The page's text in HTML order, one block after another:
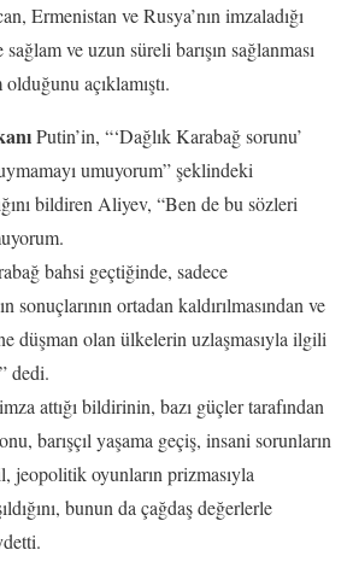
Ermenistan ve Rusya’nın imzaladığı
ve uzun süreli barışın sağlanması
açıklamıştı.
Putin’in, “‘Dağlık Karabağ sorunu’
umuyorum” şeklindeki
bildiren Aliyev, “Ben de bu sözleri
bahsi geçtiğinde, sadece
sonuçlarının ortadan kaldırılmasından ve
düşman olan ülkelerin uzlaşmasıyla ilgili
dedi.
attığı bildirinin, bazı güçler tarafından
barışçıl yaşama geçiş, insani sorunların
jeopolitik oyunların prizmasıyla
bunun da çağdaş değerlerle